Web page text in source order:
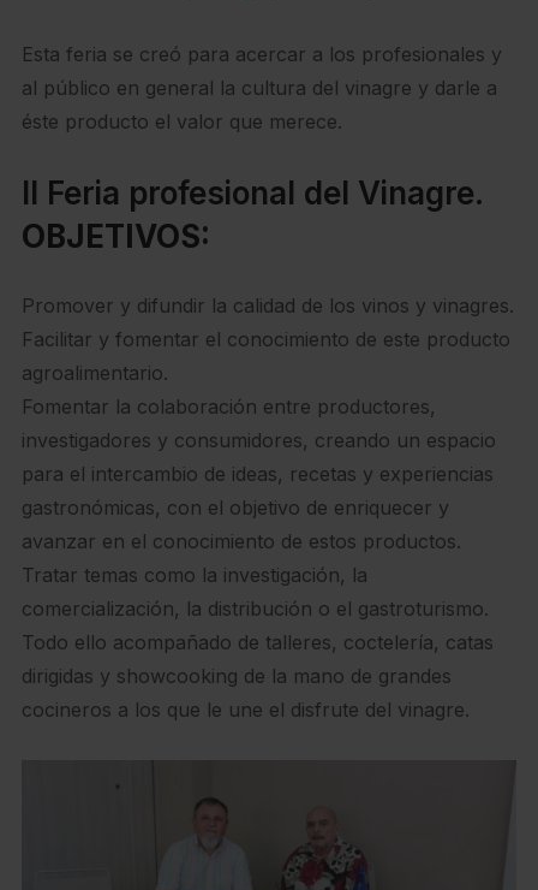
Esta feria se creó para acercar a los profesionales y
al público en general la cultura del vinagre y darle a
éste producto el valor que merece.
II Feria profesional del Vinagre.
OBJETIVOS:
Promover y difundir la calidad de los vinos y vinagres.
Facilitar y fomentar el conocimiento de este producto
agroalimentario.
Fomentar la colaboración entre productores,
investigadores y consumidores, creando un espacio
para el intercambio de ideas, recetas y experiencias
gastronómicas, con el objetivo de enriquecer y
avanzar en el conocimiento de estos productos.
Tratar temas como la investigación, la
comercialización, la distribución o el gastroturismo.
Todo ello acompañado de talleres, coctelería, catas
dirigidas y showcooking de la mano de grandes
cocineros a los que le une el disfrute del vinagre.